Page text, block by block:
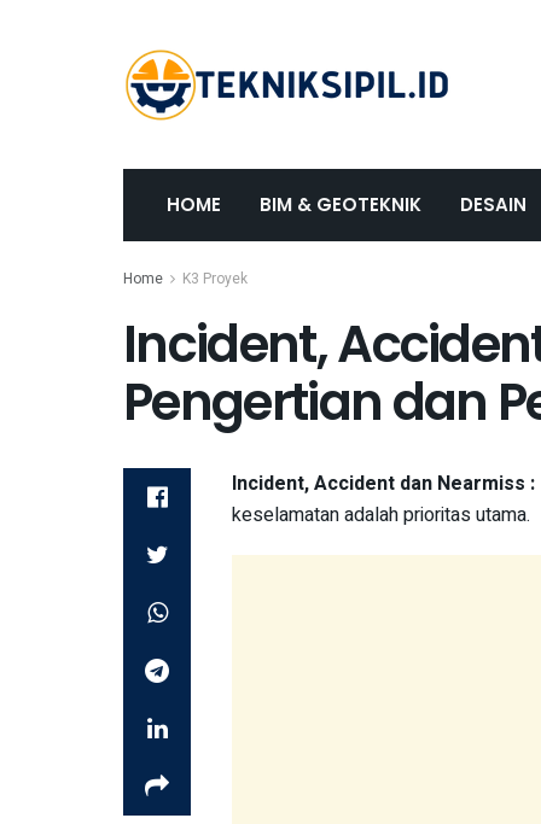
HOME BIM & GEOTEKNIK DESAIN
Home K3 Proyek
Incident,
Pengertian dan
Incident, Accident dan Nearmiss
keselamatan adalah prioritas utama.